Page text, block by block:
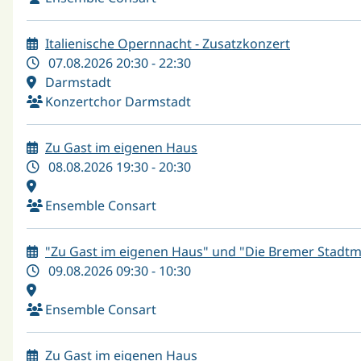
Italienische Opernnacht - Zusatzkonzert
07.08.2026 20:30 - 22:30
Darmstadt
Konzertchor Darmstadt
Zu Gast im eigenen Haus
08.08.2026 19:30 - 20:30
Ensemble Consart
"Zu Gast im eigenen Haus" und "Die Bremer
09.08.2026 09:30 - 10:30
Ensemble Consart
Zu Gast im eigenen Haus